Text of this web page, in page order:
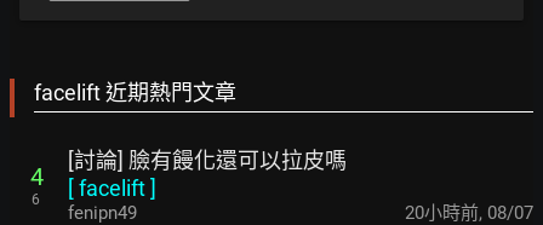
facelift 近期熱門文章
4
6
[討論] 臉有饅化還可以拉皮嗎
[facelift]
fenipn49 20小時前, 08/07